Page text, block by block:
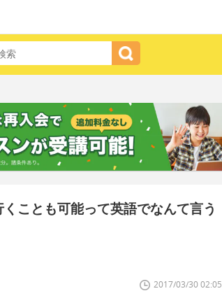
ことも可能って英語でなんて言う
2017/03/30 02:05